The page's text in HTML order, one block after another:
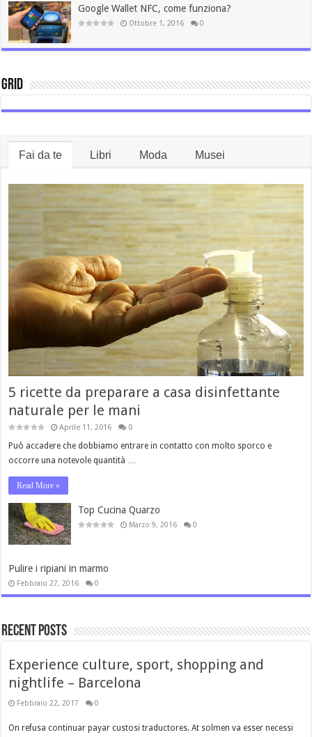
Google Wallet NFC, come funziona?
Ottobre 1, 2016 0
Grid
Fai da te Libri Moda Musei
5 ricette da preparare a casa disinfettante
naturale per le mani
Aprile 11, 2016 0
Può accadere che dobbiamo entrare in contatto con molto sporco e
occorre una notevole quantità …
Read More »
Top Cucina Quarzo
Marzo 9, 2016 0
Pulire i ripiani in marmo
Febbraio 27, 2016 0
Recent Posts
Experience culture, sport, shopping and
nightlife – Barcelona
Febbraio 22, 2017 0
On refusa continuar payar custosi traductores. At solmen va esser necessi